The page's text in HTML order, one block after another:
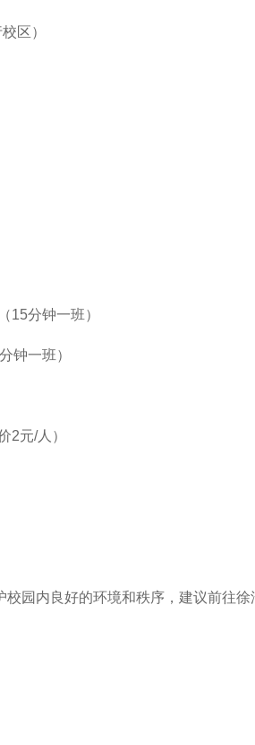
区）
15分钟一班）
钟一班）
2元/人）
园内良好的环境和秩序，建议前往徐